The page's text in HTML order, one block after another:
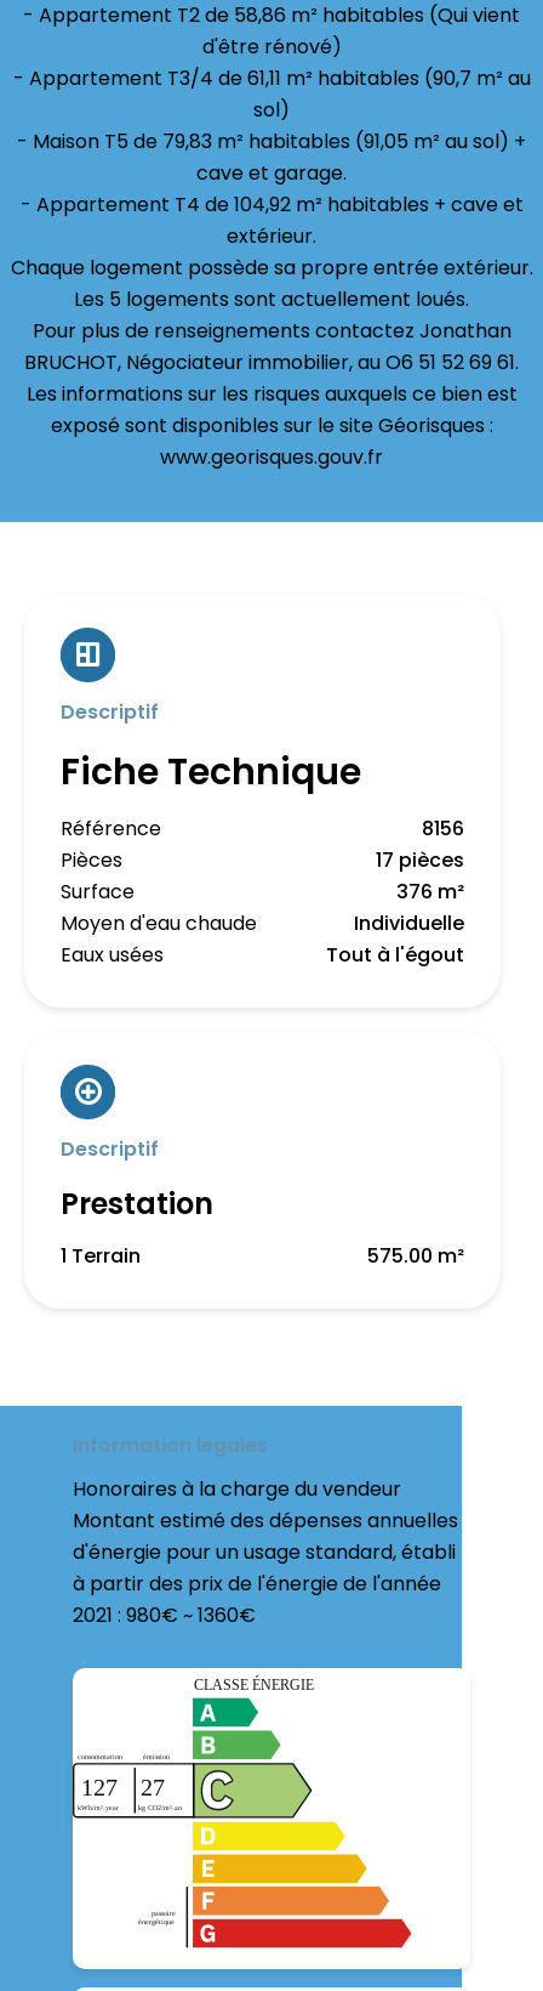
- Appartement T2 de 58,86 m² habitables (Qui vient
d'être rénové)
- Appartement T3/4 de 61,11 m² habitables (90,7 m² au
sol)
- Maison T5 de 79,83 m² habitables (91,05 m² au sol) +
cave et garage.
- Appartement T4 de 104,92 m² habitables + cave et
extérieur.
Chaque logement possède sa propre entrée extérieur.
Les 5 logements sont actuellement loués.
Pour plus de renseignements contactez Jonathan
BRUCHOT, Négociateur immobilier, au O6 51 52 69 61.
Les informations sur les risques auxquels ce bien est
exposé sont disponibles sur le site Géorisques :
www.georisques.gouv.fr
Descriptif
Fiche Technique
Référence
8156
Pièces
17 pièces
Surface
376 m²
Moyen d'eau chaude
Individuelle
Eaux usées
Tout à l'égout
Descriptif
Prestation
1 Terrain 575.00 m²
Information legales
Honoraires à la charge du vendeur
Montant estimé des dépenses annuelles
d'énergie pour un usage standard, établi
à partir des prix de l'énergie de l'année
2021 : 980€ ~ 1360€